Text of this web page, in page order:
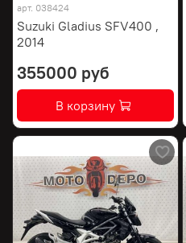
арт. 038424
Suzuki Gladius SFV400 ,
2014
355000 руб
В корзину